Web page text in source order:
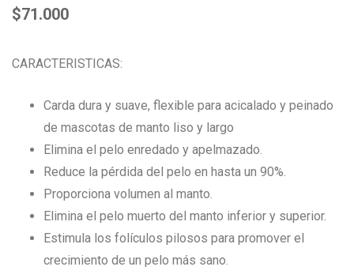
$71.000
CARACTERISTICAS:
Carda dura y suave, flexible para acicalado y peinado
de mascotas de manto liso y largo
Elimina el pelo enredado y apelmazado.
Reduce la pérdida del pelo en hasta un 90%.
Proporciona volumen al manto.
Elimina el pelo muerto del manto inferior y superior.
Estimula los folículos pilosos para promover el
crecimiento de un pelo más sano.